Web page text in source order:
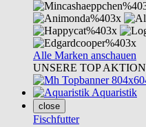
Alle Marken anschauen
UNSERE TOP AKTION
Aquaristik
close
Fischfutter